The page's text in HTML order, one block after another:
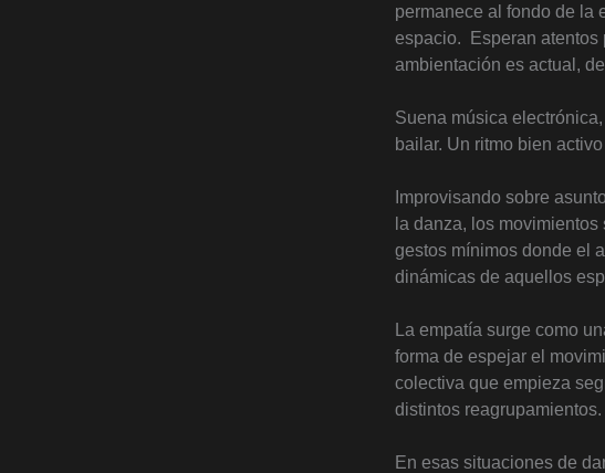
permanece al fondo de la
espacio.
Esperan atentos
ambientación es actual,
Suena música
bailar. Un ritmo bien
Improvisando sobre
la danza, los
gestos mínimos donde el
dinámicas de aquellos
La empatía surge como
forma de espejar el
colectiva que empieza
distintos reagrupamientos.
En esas situaciones de